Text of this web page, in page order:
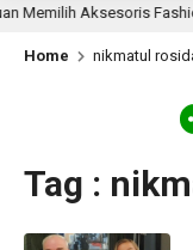
Memilih Aksesoris
Home nikmatul
Tag :